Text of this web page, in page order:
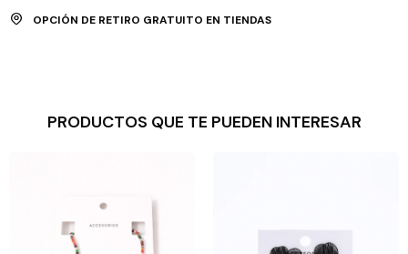
OPCIÓN DE RETIRO GRATUITO EN TIENDAS
PRODUCTOS QUE TE PUEDEN INTERESAR